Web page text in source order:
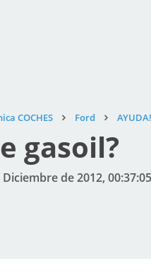
COCHES Ford
gasoil?
de 2012, 00:37:05